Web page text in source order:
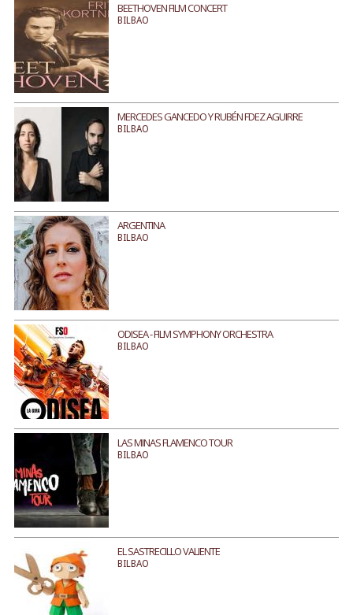
BEETHOVEN FILM CONCERT
BILBAO
MERCEDES GANCEDO Y RUBÉN FDEZ AGUIRRE
BILBAO
ARGENTINA
BILBAO
ODISEA - FILM SYMPHONY ORCHESTRA
BILBAO
LAS MINAS FLAMENCO TOUR
BILBAO
EL SASTRECILLO VALIENTE
BILBAO